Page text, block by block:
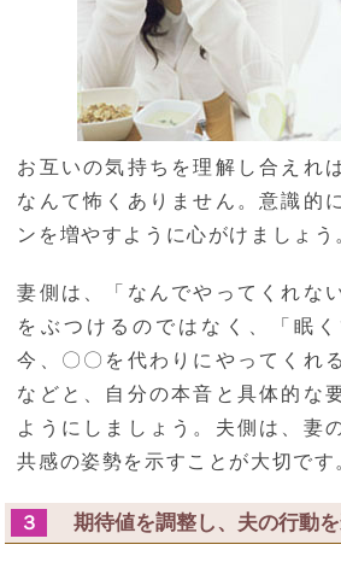
お互いの気持ちを理解し合えれ
なんて怖くありません。意識的
ンを増やすように心がけましょう
妻側は、「なんでやってくれな
をぶつけるのではなく、「眠く
今、〇〇を代わりにやってくれ
などと、自分の本音と具体的な
ようにしましょう。夫側は、妻
共感の姿勢を示すことが大切です
３ 期待値を調整し、夫の行動